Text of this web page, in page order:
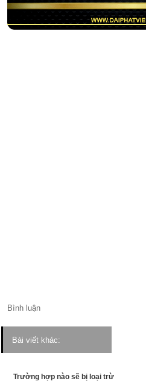
Bình luận
Bài viết khác:
Trường hợp nào sẽ bị loại trừ